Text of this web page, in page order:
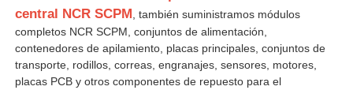
central NCR SCPM , también suministramos módulos
completos NCR SCPM, conjuntos de alimentación,
contenedores de apilamiento, placas principales, conjuntos de
transporte, rodillos, correas, engranajes, sensores, motores,
placas PCB y otros componentes de repuesto para el